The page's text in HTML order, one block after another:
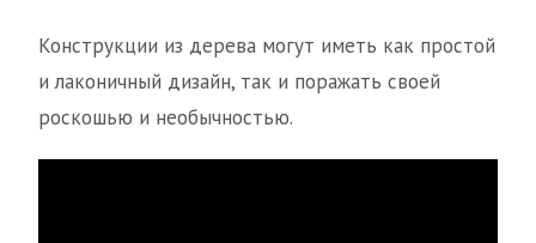
Конструкции из дерева могут иметь как простой
и лаконичный дизайн, так и поражать своей
роскошью и необычностью.